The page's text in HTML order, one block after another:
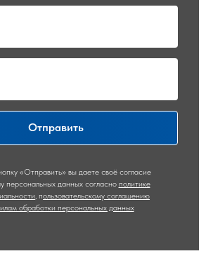
Отправить
«Отправить» вы даете своё согласие
персональных данных согласно политике
, пользовательскому соглашению
обработки персональных данных